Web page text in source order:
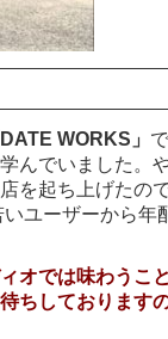
DATE WORKS」 で
んでいました。
を起ち上げたの
ユーザーから年
オでは味わうこ
ちしております